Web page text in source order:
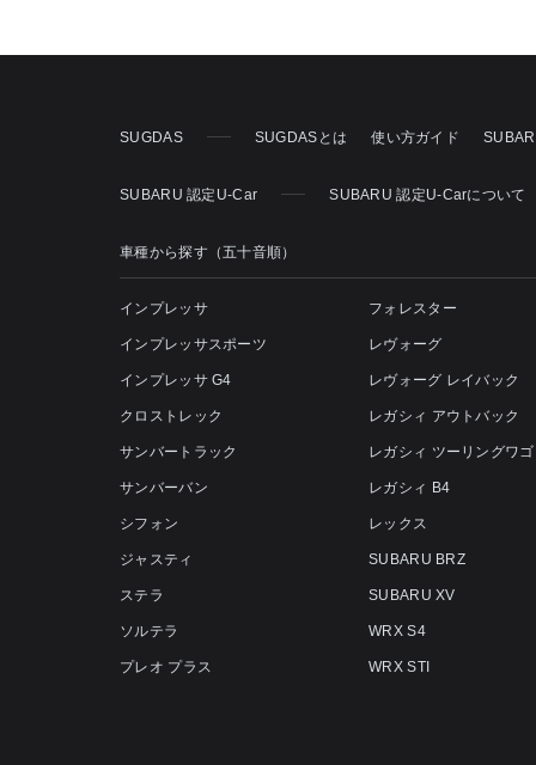
SUGDAS SUGDASとは 使い方ガイド
SUBARU 認定U-Car SUBARU 認定U-Carについて
車種から探す（五十音順）
インプレッサ
インプレッサスポーツ
インプレッサ G4
クロストレック
サンバートラック
サンバーバン
シフォン
ジャスティ
ステラ
ソルテラ
プレオ プラス
フォレスター
レヴォーグ
レヴォーグ レイバック
レガシィ アウトバック
レガシィ ツーリングワ
レガシィ B4
レックス
SUBARU BRZ
SUBARU XV
WRX S4
WRX STI